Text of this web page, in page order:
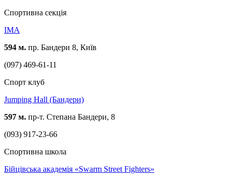
Спортивна секція
IMA
594 м. пр. Бандери 8, Київ
(097) 469-61-11
Спорт клуб
Jumping Hall (Бандери)
597 м. пр-т. Степана Бандери, 8
(093) 917-23-66
Спортивна школа
Бійцівська академія «Swarm Street Fighters»